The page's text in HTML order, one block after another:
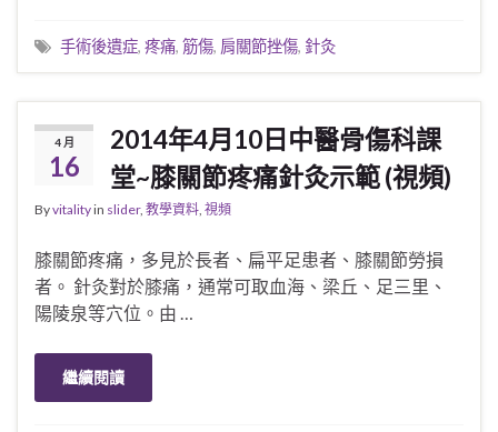
手術後遺症, 疼痛, 筋傷, 肩關節挫傷, 針灸
4 月
16
2014年4月10日中醫骨傷科課
堂~膝關節疼痛針灸示範 (視頻)
Byvitalityin slider, 教學資料 視頻
膝關節疼痛，多見於長者、扁平足患者、膝關節勞損
者。 針灸對於膝痛，通常可取血海、梁丘、足三里、
陽陵泉等穴位。由 …
繼續閱讀